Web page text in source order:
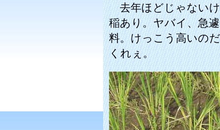
去年ほどじゃないけ
稲あり。ヤバイ、急
料。けっこう高いの
くれぇ。